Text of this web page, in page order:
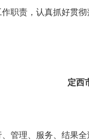
职责，认真抓好贯
定西
管理、服务、结果